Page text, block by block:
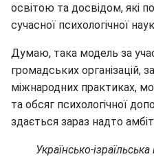
освітою та досвідом, які
сучасної психологічної
Думаю, така модель за
громадських організацій,
міжнародних практиках,
та обсяг психологічної
здається зараз надто
Українсько-